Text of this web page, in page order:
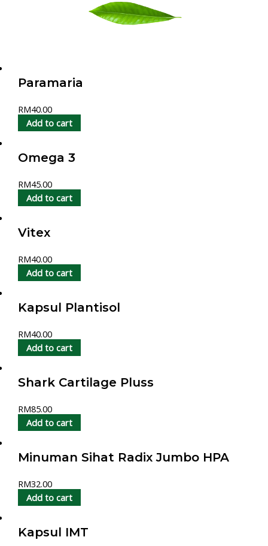
Paramaria
RM40.00
Add to cart
Omega 3
RM45.00
Add to cart
Vitex
RM40.00
Add to cart
Kapsul Plantisol
RM40.00
Add to cart
Shark Cartilage Pluss
RM85.00
Add to cart
Minuman Sihat Radix Jumbo HPA
RM32.00
Add to cart
Kapsul IMT